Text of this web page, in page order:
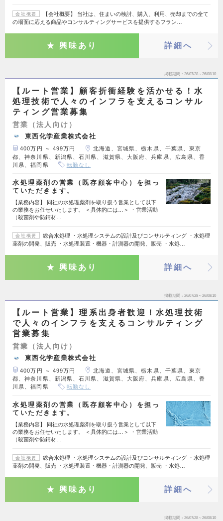
会社概要
【会社概要】 当社は、住まいの検討、購入、利用、売却までの全て
の場面に応える商品やコンサルティングサービスを提供するフラン…
興味あり 詳細へ
掲載期間 26/07/28～26/08/10
【ルート営業】顧客折衝経験を活かせる！水
処理技術で人々のインフラを支えるコンサル
ティング営業募集
営業（法人向け）
東西化学産業株式会社
400万円 ～ 499万円
北海道、宮城県、栃木県、千葉県、東京
都、神奈川県、新潟県、石川県、滋賀県、大阪府、兵庫県、広島県、香
川県、福岡県
転勤なし
水処理薬剤の営業（既存顧客中心）を担っ
ていただきます。
【業務内容】 同社の水処理薬剤を取り扱う営業として以下
の業務をお任せいたします。 ＜具体的には…＞ ・営業活動
（殺菌剤や防錆材…
会社概要
総合水処理 ・水処理システムの設計及びコンサルティング ・水処理
薬剤の開発、販売 ・水処理装置・機器・計測器の開発、販売 ・水処…
興味あり 詳細へ
掲載期間 26/07/28～26/08/10
【ルート営業】理系出身者歓迎！水処理技術
で人々のインフラを支えるコンサルティング
営業募集
営業（法人向け）
東西化学産業株式会社
400万円 ～ 499万円
北海道、宮城県、栃木県、千葉県、東京
都、神奈川県、新潟県、石川県、滋賀県、大阪府、兵庫県、広島県、香
川県、福岡県
転勤なし
水処理薬剤の営業（既存顧客中心）を担っ
ていただきます。
【業務内容】 同社の水処理薬剤を取り扱う営業として以下
の業務をお任せいたします。 ＜具体的には…＞ ・営業活動
（殺菌剤や防錆材…
会社概要
総合水処理 ・水処理システムの設計及びコンサルティング ・水処理
薬剤の開発、販売 ・水処理装置・機器・計測器の開発、販売 ・水処…
興味あり 詳細へ
掲載期間 26/07/28～26/08/10